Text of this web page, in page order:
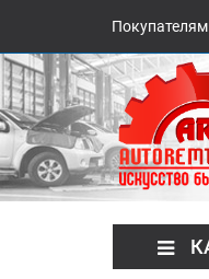
Покупателям